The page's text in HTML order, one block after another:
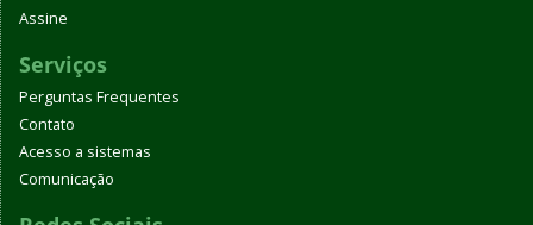
Assine
Serviços
Perguntas Frequentes
Contato
Acesso a sistemas
Comunicação